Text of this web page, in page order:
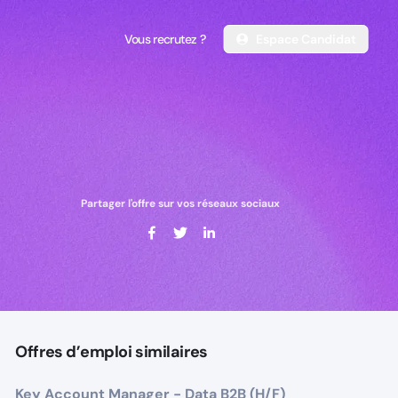
Vous recrutez ?
Vous recrutez ?
Partager l'offre sur vos réseaux sociaux
Offres d’emploi similaires
Key Account Manager - Data B2B (H/F)